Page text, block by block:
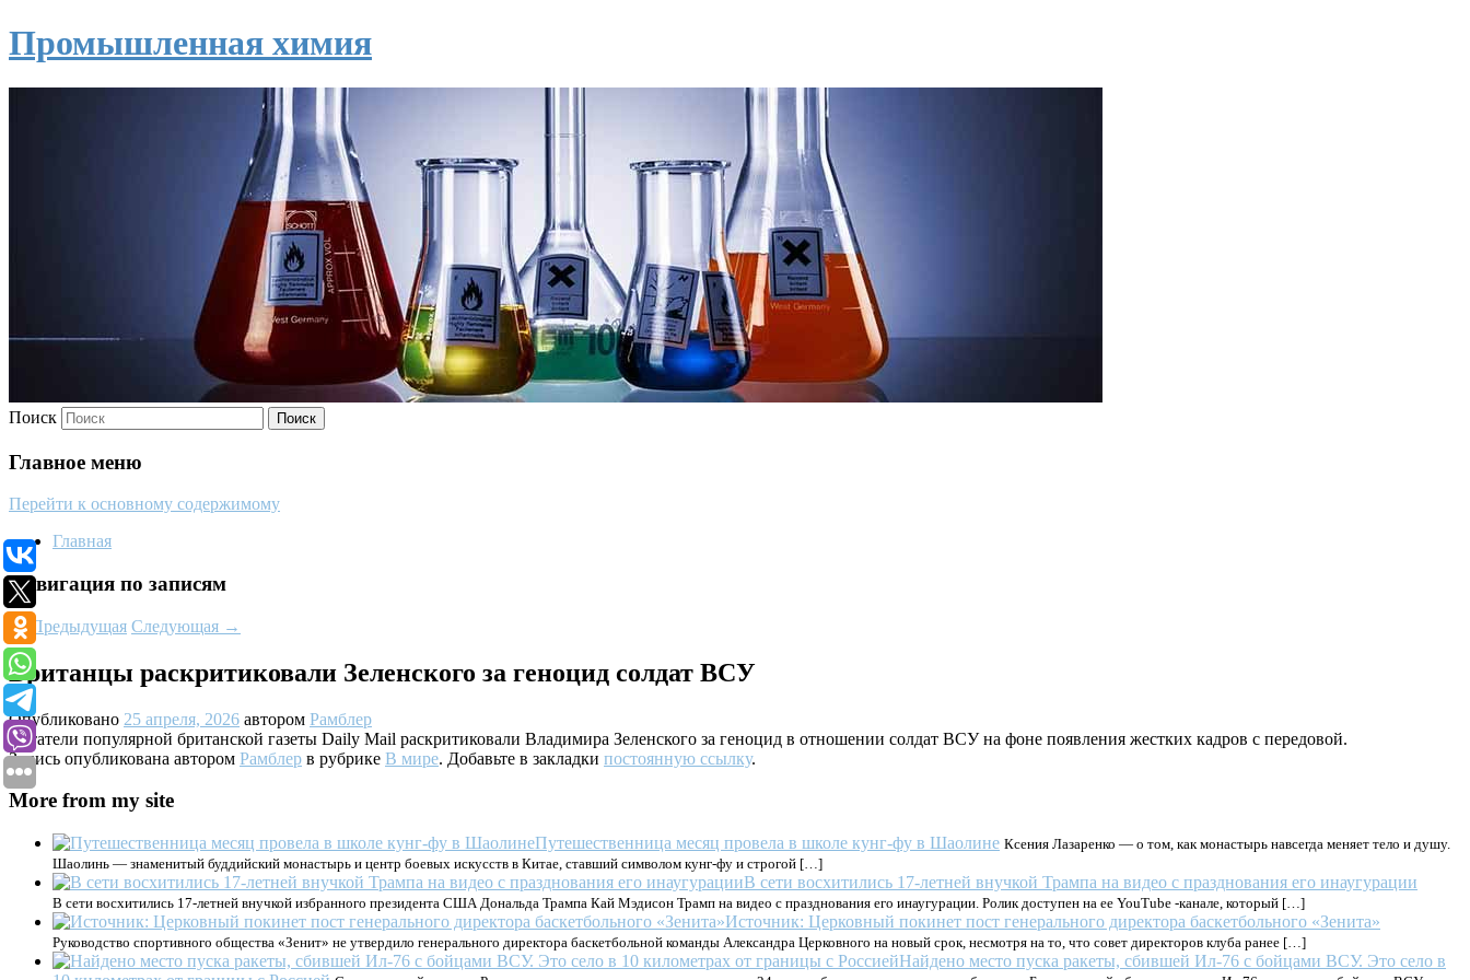
Промышленная химия
Поиск
Главное меню
Перейти к основному содержимому
Главная
Навигация по записям
←Предыдущая Следующая →
Британцы раскритиковали Зеленского за геноцид солдат ВСУ
Опубликовано 25 апреля, 2026 автором Рамблер
Читатели популярной британской газеты Daily Mail раскритиковали Владимира Зеленского за геноцид в отношении солдат ВСУ на фоне появления жестких кадров с передовой.
Запись опубликована автором Рамблер в рубрике В мире. Добавьте в закладки постоянную ссылку.
More from my site
Путешественница месяц провела в школе кунг-фу в Шаолине Ксения Лазаренко — о том, как монастырь навсегда меняет тело и душу.
Шаолинь — знаменитый буддийский монастырь и центр боевых искусств в Китае, ставший символом кунг‑фу и строгой […]
В сети восхитились 17-летней внучкой Трампа на видео с празднования его инаугурации
В сети восхитились 17-летней внучкой избранного президента США Дональда Трампа Кай Мэдисон Трамп на видео с празднования его инаугурации. Ролик доступен на ее YouTube -канале, который […]
Источник: Церковный покинет пост генерального директора баскетбольного «Зенита»
Руководство спортивного общества «Зенит» не утвердило генерального директора баскетбольной команды Александра Церковного на новый срок, несмотря на то, что совет директоров клуба ранее […]
Найдено место пуска ракеты, сбившей Ил-76 с бойцами ВСУ. Это село в